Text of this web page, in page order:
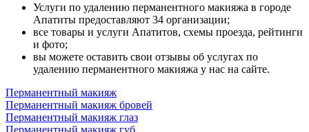
Услуги по удалению перманентного макияжа в городе
Апатиты предоставляют 34 организации;
все товары и услуги Апатитов, схемы проезда, рейтинги
и фото;
вы можете оставить свои отзывы об услугах по
удалению перманентного макияжа у нас на сайте.
Перманентный макияж
Перманентный макияж бровей
Перманентный макияж глаз
Перманентный макияж губ